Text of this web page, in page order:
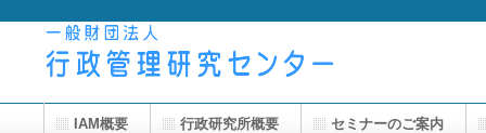
IAM概要 行政研究所概要 セミナーのご案内